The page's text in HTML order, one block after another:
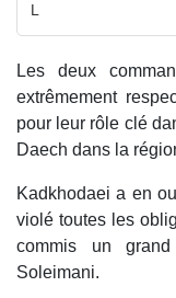
L
Les deux
extrêmement
pour leur rôle clé
Daech dans la
Kadkhodaei a en
violé toutes les
commis un
Soleimani.